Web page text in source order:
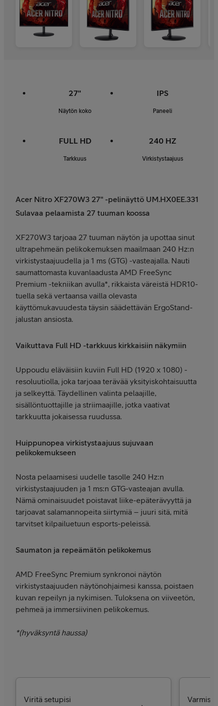
27"
Näytön koko
IPS
Paneeli
FULL HD
Tarkkuus
240 HZ
Virkistystaajuus
Acer Nitro XF270W3 27" -pelinäyttö UM.HX0EE.331
Sulavaa pelaamista 27 tuuman koossa
XF270W3 tarjoaa 27 tuuman näytön ja upottaa sinut
ultrapehmeän pelikokemuksen maailmaan 240 Hz:n
virkistystaajuudella ja 1 ms (GTG) -vasteajalla. Nauti
saumattomasta kuvanlaadusta AMD FreeSync
Premium -tekniikan avulla*, rikkaista väreistä HDR10-
tuella sekä vertaansa vailla olevasta
käyttömukavuudesta täysin säädettävän ErgoStand-
jalustan ansiosta.
Vaikuttava Full HD -tarkkuus kirkkaisiin näkymiin
Uppoudu eläväisiin kuviin Full HD (1920 x 1080) -
resoluutiolla, joka tarjoaa terävää yksityiskohtaisuutta
ja selkeyttä. Täydellinen valinta pelaajille,
sisällöntuottajille ja striimaajille, jotka vaativat
tarkkuutta jokaisessa ruudussa.
Huippunopea virkistystaajuus sujuvaan
pelikokemukseen
Nosta pelaamisesi uudelle tasolle 240 Hz:n
virkistystaajuuden ja 1 ms:n GTG-vasteajan avulla.
Nämä ominaisuudet poistavat liike-epäterävyyttä ja
tarjoavat salamannopeita siirtymiä – juuri sitä, mitä
tarvitset kilpailuetuun esports-peleissä.
Saumaton ja repeämätön pelikokemus
AMD FreeSync Premium synkronoi näytön
virkistystaajuuden näytönohjaimesi kanssa, poistaen
kuvan repeilyn ja nykimisen. Tuloksena on viiveetön,
pehmeä ja immersiivinen pelikokemus.
*(hyväksyntä haussa)
Viritä setupisi